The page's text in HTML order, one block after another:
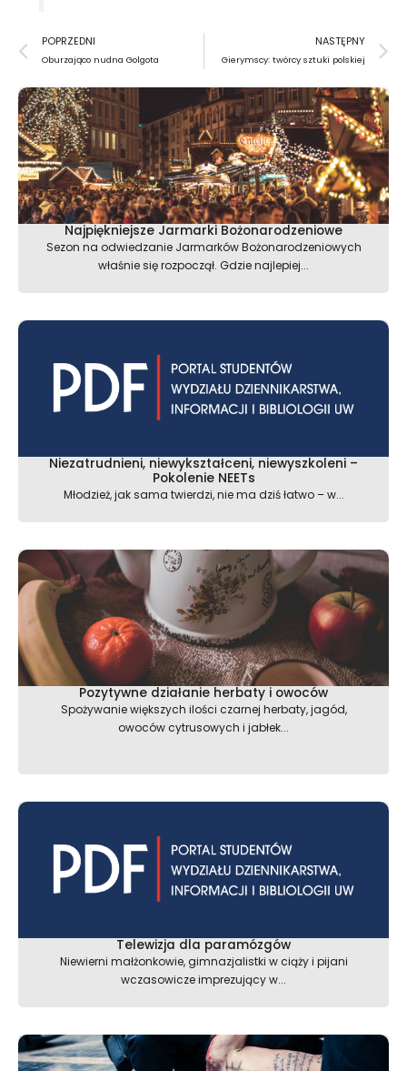
Prev
POPRZEDNI
Oburzająco nudna Golgota
NASTĘPNY
Gierymscy: twórcy sztuki polskiej
Najpiękniejsze Jarmarki Bożonarodzeniowe
Sezon na odwiedzanie Jarmarków Bożonarodzeniowych
właśnie się rozpoczął. Gdzie najlepiej...
Niezatrudnieni, niewykształceni, niewyszkoleni –
Pokolenie NEETs
Młodzież, jak sama twierdzi, nie ma dziś łatwo – w...
Pozytywne działanie herbaty i owoców
Spożywanie większych ilości czarnej herbaty, jagód,
owoców cytrusowych i jabłek...
Telewizja dla paramózgów
Niewierni małżonkowie, gimnazjalistki w ciąży i pijani
wczasowicze imprezujący w...